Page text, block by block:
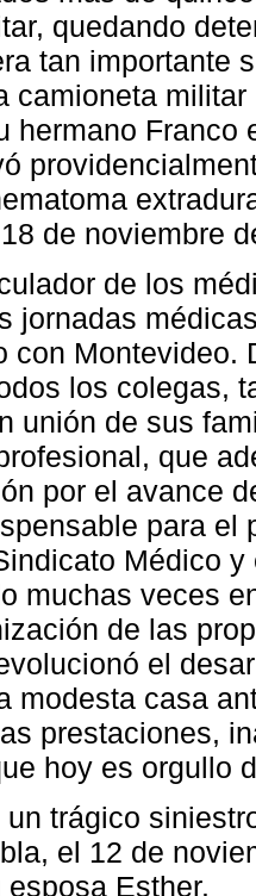
quedando
tan importante
camioneta
hermano Franco
de noviembre
de los
jornadas
con Montevideo.
los colegas,
unión de sus
que
por el avance
para el
Médico
muchas veces
de las
el
modesta casa
prestaciones,
hoy es orgullo
un trágico
el 12 de
Esther.